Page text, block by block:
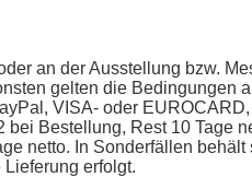
an der Ausstellung bzw.
gelten die Bedingungen
VISA- oder EUROCARD,
Bestellung, Rest 10 Tage
netto. In Sonderfällen behält
erfolgt.